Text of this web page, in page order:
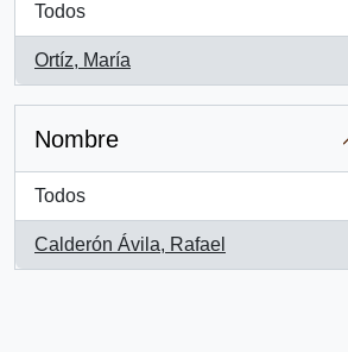
Todos
Ortíz, María
, 1 resultados
Nombre
Todos
Calderón Ávila, Rafael
, 1 resultados